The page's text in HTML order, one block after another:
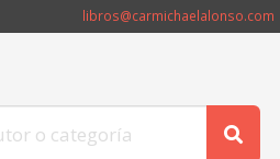
libros@carmichaelalonso.com